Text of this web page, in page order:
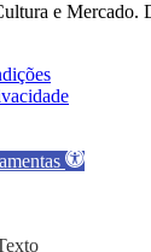
e Mercado.